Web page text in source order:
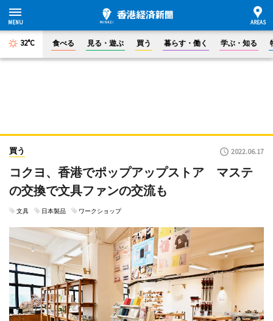
32°C 食べる 見る・遊ぶ 買う 暮らす・働く 学ぶ・知る
買う 2022.06.17
コクヨ、香港でポップアップストア マステ
の交換で文具ファンの交流も
文具 日本製品 ワークショップ